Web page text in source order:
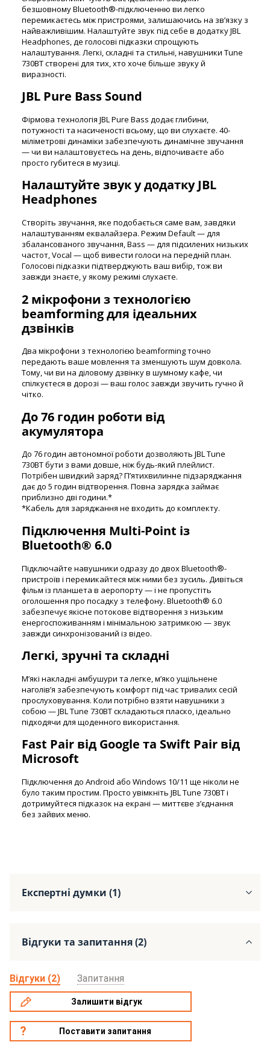
безшовному Bluetooth®-підключенню ви легко
перемикаєтесь між пристроями, залишаючись на зв’язку з
найважливішим. Налаштуйте звук під себе в додатку JBL
Headphones, де голосові підказки спрощують
налаштування. Легкі, складні та стильні, навушники Tune
730BT створені для тих, хто хоче більше звуку й
виразності.
JBL Pure Bass Sound
Фірмова технологія JBL Pure Bass додає глибини,
потужності та насиченості всьому, що ви слухаєте. 40-
міліметрові динаміки забезпечують динамічне звучання
— чи ви налаштовуєтесь на день, відпочиваєте або
просто губитеся в музиці.
Налаштуйте звук у додатку JBL
Headphones
Створіть звучання, яке подобається саме вам, завдяки
налаштуванням еквалайзера. Режим Default — для
збалансованого звучання, Bass — для підсилених низьких
частот, Vocal — щоб вивести голоси на передній план.
Голосові підказки підтверджують ваш вибір, тож ви
завжди знаєте, у якому режимі слухаєте.
2 мікрофони з технологією
beamforming для ідеальних
дзвінків
Два мікрофони з технологією beamforming точно
передають ваше мовлення та зменшують шум довкола.
Тому, чи ви на діловому дзвінку в шумному кафе, чи
спілкуєтеся в дорозі — ваш голос завжди звучить гучно й
чітко.
До 76 годин роботи від
акумулятора
До 76 годин автономної роботи дозволяють JBL Tune
730BT бути з вами довше, ніж будь-який плейлист.
Потрібен швидкий заряд? П’ятихвилинне підзаряджання
дає до 5 годин відтворення. Повна зарядка займає
приблизно дві години.*
*Кабель для заряджання не входить до комплекту.
Підключення Multi-Point із
Bluetooth® 6.0
Підключайте навушники одразу до двох Bluetooth®-
пристроїв і перемикайтеся між ними без зусиль. Дивіться
фільм із планшета в аеропорту — і не пропустіть
оголошення про посадку з телефону. Bluetooth® 6.0
забезпечує якісне потокове відтворення з низьким
енергоспоживанням і мінімальною затримкою — звук
завжди синхронізований із відео.
Легкі, зручні та складні
М’які накладні амбушури та легке, м’яко ущільнене
наголів’я забезпечують комфорт під час тривалих сесій
прослуховування. Коли потрібно взяти навушники з
собою — JBL Tune 730BT складаються пласко, ідеально
підходячи для щоденного використання.
Fast Pair від Google та Swift Pair від
Microsoft
Підключення до Android або Windows 10/11 ще ніколи не
було таким простим. Просто увімкніть JBL Tune 730BT і
дотримуйтеся підказок на екрані — миттєве з’єднання
без зайвих меню.
Експертні думки (1)
Відгуки та запитання (2)
Відгуки (2) Запитання
Залишити відгук
Поставити запитання